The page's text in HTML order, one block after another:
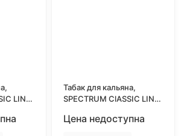
LINE
Табак для кальяна,
SPECTRUM ClASSIC LINE
(Ягодный морс)
Цена недоступна